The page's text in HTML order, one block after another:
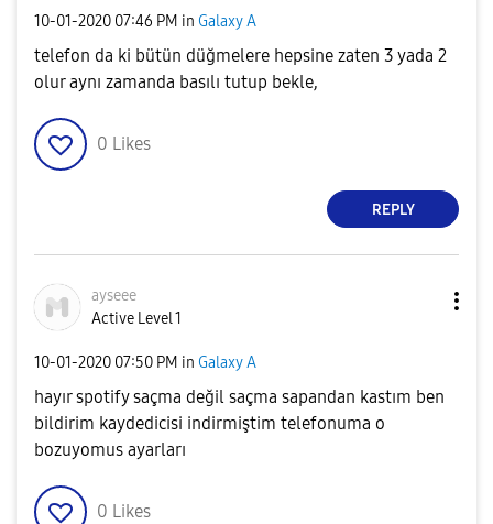
‎10-01-2020 07:46 PM in Galaxy A
telefon da ki bütün düğmelere hepsine zaten 3 yada 2
olur aynı zamanda basılı tutup bekle,
0 Likes
REPLY
ayseee
Active Level 1
‎10-01-2020 07:50 PM in Galaxy A
hayır spotify saçma değil saçma sapandan kastım ben
bildirim kaydedicisi indirmiştim telefonuma o
bozuyomus ayarları
0 Likes